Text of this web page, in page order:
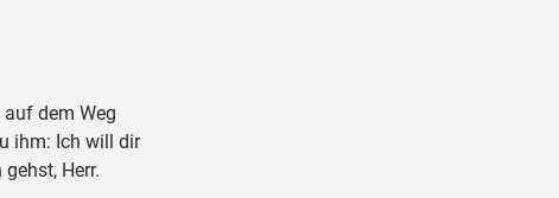
auf dem Weg
ihm: Ich will dir
Herr.